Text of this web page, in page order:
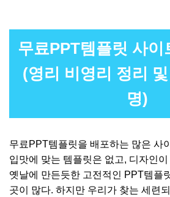
무료PPT템플릿 사이
(영리 비영리 정리
명)
무료PPT템플릿을 배포하는 많은 사
입맛에 맞는 템플릿은 없고, 디자인
옛날에 만든듯한 고전적인 PPT템플
곳이 많다. 하지만 우리가 찾는 세련